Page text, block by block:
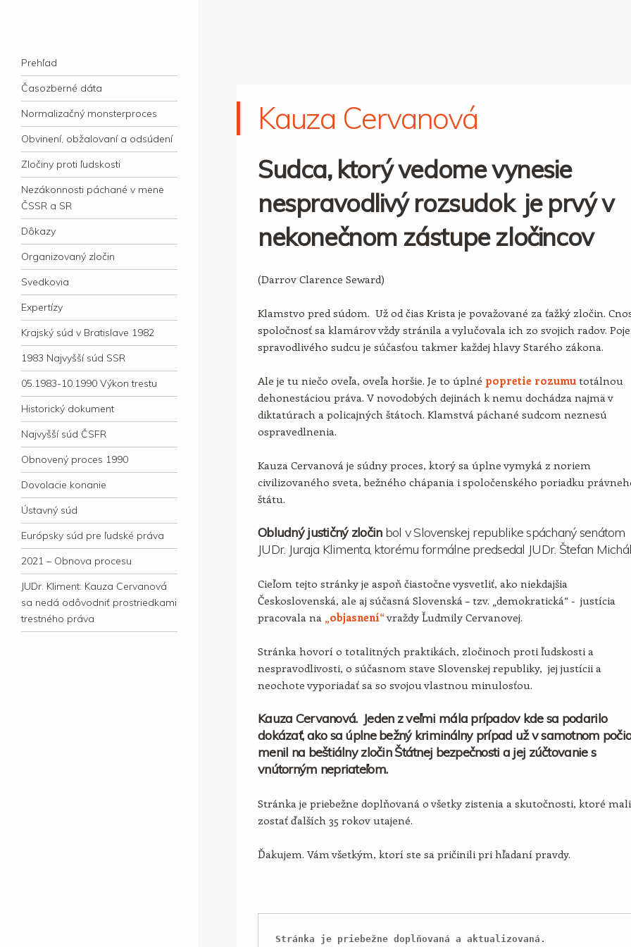
súdny proces v dejnách slovenskej justície
Navigation
Skip to content
Prehľad
Časozberné dáta
Normalizačný monsterproces
Obvinení, obžalovaní a odsúdení
Zločiny proti ľudskosti
Nezákonnosti páchané v mene
ČSSR a SR
Dôkazy
Organizovaný zločin
Svedkovia
Expertízy
Krajský súd v Bratislave 1982
1983 Najvyšší súd SSR
05.1983-10.1990 Výkon trestu
Historický dokument
Najvyšší súd ČSFR
Obnovený proces 1990
Dovolacie konanie
Ústavný súd
Európsky súd pre ľudské práva
2021 – Obnova procesu
JUDr. Kliment: Kauza Cervanová
sa nedá odôvodniť prostriedkami
trestného práva
Kauza Cervanová
Sudca, ktorý vedome vynesie
nespravodlivý rozsudok je prvý v
nekonečnom zástupe zločincov
(Darrov Clarence Seward)
Klamstvo pred súdom. Už od čias Krista je považované za ťažký zločin.
spoločnosť sa klamárov vždy stránila a vylučovala ich zo svojich radov.
spravodlivého sudcu je súčasťou takmer každej hlavy Starého zákona.
Ale je tu niečo oveľa, oveľa horšie. Je to úplné popretie rozumu totálnou
dehonestáciou práva. V novodobých dejinách k nemu dochádza najmä v
diktatúrach a policajných štátoch. Klamstvá páchané sudcom neznesú
ospravedlnenia.
Kauza Cervanová je súdny proces, ktorý sa úplne vymyká z noriem
civilizovaného sveta, bežného chápania i spoločenského poriadku
štátu.
Obludný justičný zločin bol v Slovenskej republike spáchaný senátom
JUDr. Juraja Klimenta, ktorému formálne predsedal JUDr. Štefan
Cieľom tejto stránky je aspoň čiastočne vysvetliť, ako niekdajšia
Československá, ale aj súčasná Slovenská – tzv. „demokratická“ - justícia
pracovala na „objasnení“vraždy Ľudmily Cervanovej.
Stránka hovorí o totalitných praktikách, zločinoch proti ľudskosti a
nespravodlivosti, o súčasnom stave Slovenskej republiky, jej justícii a
neochote vyporiadať sa so svojou vlastnou minulosťou.
Kauza Cervanová. Jeden z veľmi mála prípadov kde sa podarilo
dokázať, ako sa úplne bežný kriminálny prípad už v samotnom
menil na beštiálny zločin Štátnej bezpečnosti a jej zúčtovanie s
vnútorným nepriateľom.
Stránka je priebežne doplňovaná o všetky zistenia a skutočnosti, ktoré mali
zostať ďalších 35 rokov utajené.
Ďakujem. Vám všetkým, ktorí ste sa pričinili pri hľadaní pravdy.
Stránka je priebežne doplňovaná a aktualizovaná.